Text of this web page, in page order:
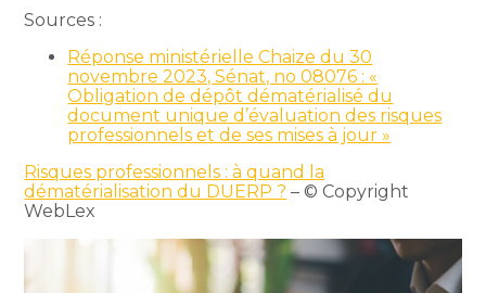
Sources :
Réponse ministérielle Chaize du 30
novembre 2023, Sénat, no 08076 : «
Obligation de dépôt dématérialisé du
document unique d’évaluation des risques
professionnels et de ses mises à jour »
Risques professionnels : à quand la
dématérialisation du DUERP ? – © Copyright
WebLex